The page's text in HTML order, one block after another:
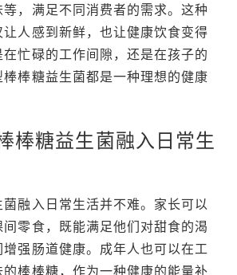
，满足不同消费者的需求。这种
人感到新鲜，也让健康饮食变得
忙碌的工作间隙，还是在孩子的
棒糖益生菌都是一种理想的健康
棒糖益生菌融入日常生
融入日常生活并不难。家长可以
零食，既能满足他们对甜食的渴
强肠道健康。成年人也可以在工
棒棒糖，作为一种健康的能量补